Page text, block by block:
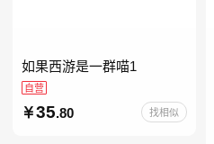
如果西游是一群喵1
自营
35.80 找相似